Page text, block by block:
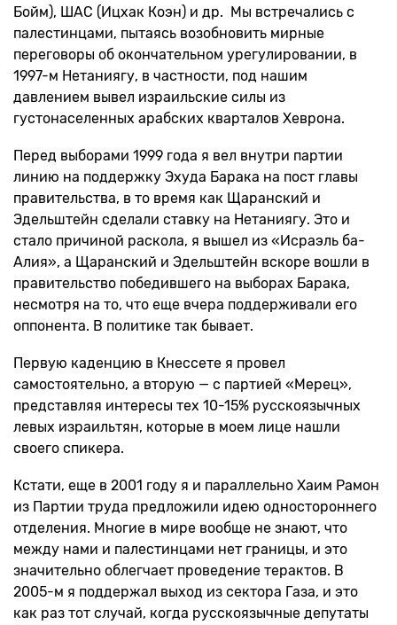
Бойм), ШАС (Ицхак Коэн) и др. Мы встречались с
палестинцами, пытаясь возобновить мирные
переговоры об окончательном урегулировании, в
1997-м Нетаниягу, в частности, под нашим
давлением вывел израильские силы из
густонаселенных арабских кварталов Хеврона.
Перед выборами 1999 года я вел внутри партии
линию на поддержку Эхуда Барака на пост главы
правительства, в то время как Щаранский и
Эдельштейн сделали ставку на Нетаниягу. Это и
стало причиной раскола, я вышел из «Исраэль ба-
Алия», а Щаранский и Эдельштейн вскоре вошли в
правительство победившего на выборах Барака,
несмотря на то, что еще вчера поддерживали его
оппонента. В политике так бывает.
Первую каденцию в Кнессете я провел
самостоятельно, а вторую — с партией «Мерец»,
представляя интересы тех 10-15% русскоязычных
левых израильтян, которые в моем лице нашли
своего спикера.
Кстати, еще в 2001 году я и параллельно Хаим Рамон
из Партии труда предложили идею одностороннего
отделения. Многие в мире вообще не знают, что
между нами и палестинцами нет границы, и это
значительно облегчает проведение терактов. В
2005-м я поддержал выход из сектора Газа, и это
как раз тот случай, когда русскоязычные депутаты